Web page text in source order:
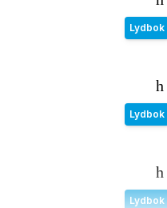
Lydbok
Lydbok
Lydbok